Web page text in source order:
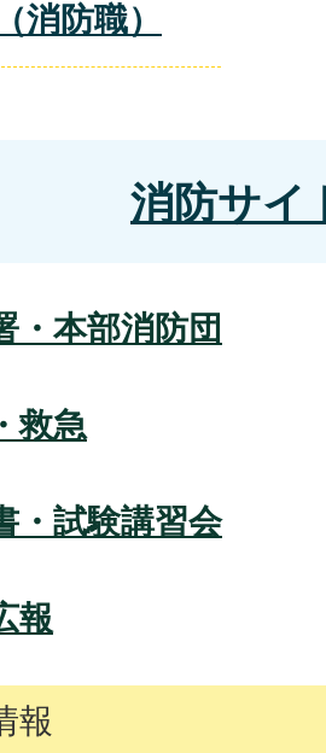
消防職）
消防サイ
・本部消防団
救急
・試験講習会
報
報